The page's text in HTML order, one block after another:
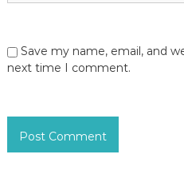
Save my name, email, and
next time I comment.